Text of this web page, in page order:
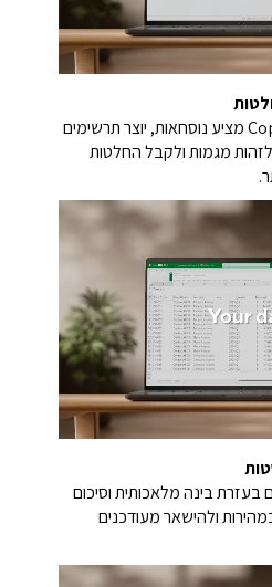
נתחו נתונים בקלות—Copilot מציע נוסחאות, יוצר תרשימים
מגמות ולקבל החלטות
בעזרת בינה מלאכותית וסיכום
ולהישאר מעודכנים